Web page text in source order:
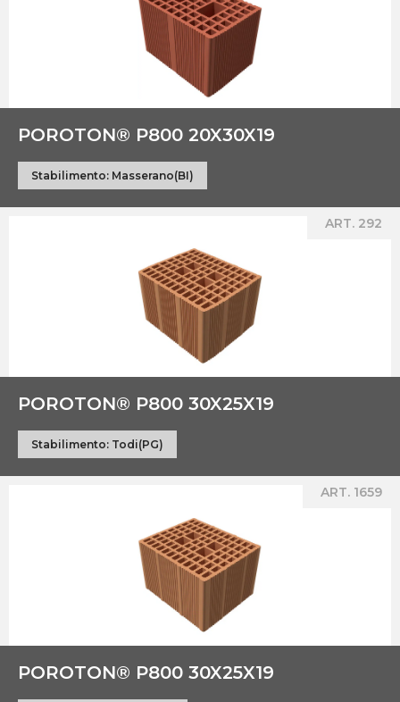
POROTON® P800 20X30X19
Stabilimento: Masserano(BI)
ART. 292
POROTON® P800 30X25X19
Stabilimento: Todi(PG)
ART. 1659
POROTON® P800 30X25X19